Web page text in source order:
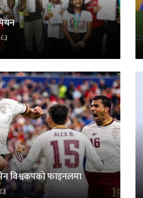
विश्वकपको फाइनलमा